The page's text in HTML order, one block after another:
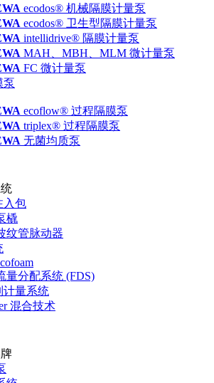
ecodos® 机械隔膜计量泵
ecodos® 卫生型隔膜计量泵
intellidrive® 隔膜计量泵
MAH、MBH、MLM 微计量泵
FC 微计量泵
泵
ecoflow® 过程隔膜泵
triplex® 过程隔膜泵
无菌均质泵
入包
橇
纹管脉动器
量分配系统 (FDS)
计量系统
混合技术